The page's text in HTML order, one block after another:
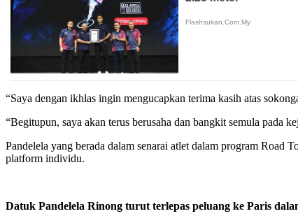
“Saya dengan ikhlas ingin mengucapkan terima kasih atas
“Begitupun, saya akan terus berusaha dan bangkit semula pada
Pandelela yang berada dalam senarai atlet dalam program Road
platform individu.
Datuk Pandelela Rinong turut terlepas peluang ke Paris